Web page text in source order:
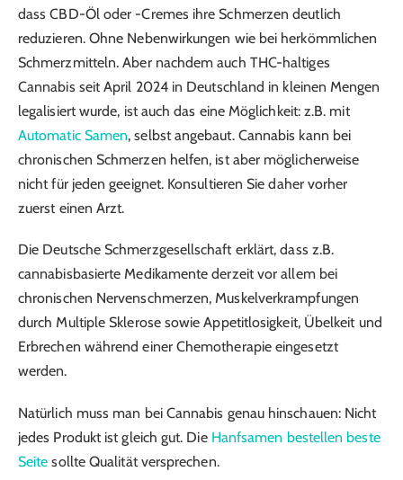
dass CBD-Öl oder -Cremes ihre Schmerzen deutlich
reduzieren. Ohne Nebenwirkungen wie bei herkömmlichen
Schmerzmitteln. Aber nachdem auch THC-haltiges
Cannabis seit April 2024 in Deutschland in kleinen Mengen
legalisiert wurde, ist auch das eine Möglichkeit: z.B. mit
Automatic Samen, selbst angebaut. Cannabis kann bei
chronischen Schmerzen helfen, ist aber möglicherweise
nicht für jeden geeignet. Konsultieren Sie daher vorher
zuerst einen Arzt.
Die Deutsche Schmerzgesellschaft erklärt, dass z.B.
cannabisbasierte Medikamente derzeit vor allem bei
chronischen Nervenschmerzen, Muskelverkrampfungen
durch Multiple Sklerose sowie Appetitlosigkeit, Übelkeit und
Erbrechen während einer Chemotherapie eingesetzt
werden.
Natürlich muss man bei Cannabis genau hinschauen: Nicht
jedes Produkt ist gleich gut. Die Hanfsamen bestellen beste
Seite sollte Qualität versprechen.